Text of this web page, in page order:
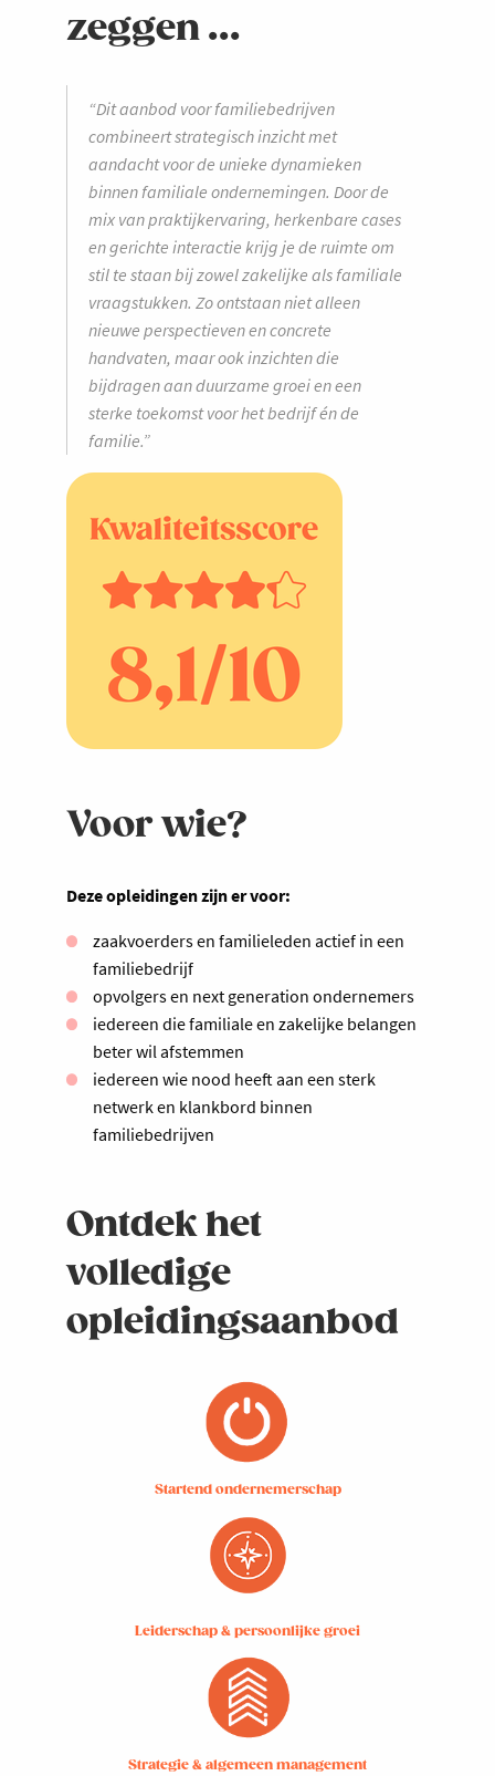
zeggen ...
“Dit aanbod voor familiebedrijven
combineert strategisch inzicht met
aandacht voor de unieke dynamieken
binnen familiale ondernemingen. Door de
mix van praktijkervaring, herkenbare cases
en gerichte interactie krijg je de ruimte om
stil te staan bij zowel zakelijke als familiale
vraagstukken. Zo ontstaan niet alleen
nieuwe perspectieven en concrete
handvaten, maar ook inzichten die
bijdragen aan duurzame groei en een
sterke toekomst voor het bedrijf én de
familie.”
Voor wie?
Deze opleidingen zijn er voor:
zaakvoerders en familieleden actief in een
familiebedrijf
opvolgers en next generation ondernemers
iedereen die familiale en zakelijke belangen
beter wil afstemmen
iedereen wie nood heeft aan een sterk
netwerk en klankbord binnen
familiebedrijven
Ontdek het
volledige
opleidingsaanbod
Startend ondernemerschap
Leiderschap & persoonlijke groei
Strategie & algemeen management